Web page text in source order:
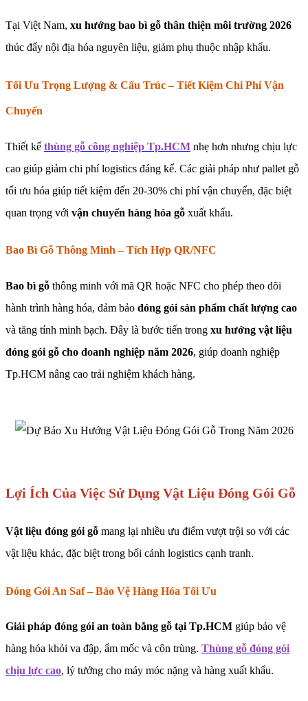
Tại Việt Nam, xu hướng bao bì gỗ thân thiện môi trường 2026
thúc đẩy nội địa hóa nguyên liệu, giảm phụ thuộc nhập khẩu.
Tối Ưu Trọng Lượng & Cấu Trúc – Tiết Kiệm Chi Phí Vận
Chuyển
Thiết kế thùng gỗ công nghiệp Tp.HCM nhẹ hơn nhưng chịu lực
cao giúp giảm chi phí logistics đáng kể. Các giải pháp như pallet gỗ
tối ưu hóa giúp tiết kiệm đến 20-30% chi phí vận chuyển, đặc biệt
quan trọng với vận chuyển hàng hóa gỗ xuất khẩu.
Bao Bì Gỗ Thông Minh – Tích Hợp QR/NFC
Bao bì gỗ thông minh với mã QR hoặc NFC cho phép theo dõi
hành trình hàng hóa, đảm bảo đóng gói sản phẩm chất lượng cao
và tăng tính minh bạch. Đây là bước tiến trong xu hướng vật liệu
đóng gói gỗ cho doanh nghiệp năm 2026, giúp doanh nghiệp
Tp.HCM nâng cao trải nghiệm khách hàng.
Lợi Ích Của Việc Sử Dụng Vật Liệu Đóng Gói Gỗ
Vật liệu đóng gói gỗ mang lại nhiều ưu điểm vượt trội so với các
vật liệu khác, đặc biệt trong bối cảnh logistics cạnh tranh.
Đóng Gói An Saf – Bảo Vệ Hàng Hóa Tối Ưu
Giải pháp đóng gói an toàn bằng gỗ tại Tp.HCM giúp bảo vệ
hàng hóa khỏi va đập, ẩm mốc và côn trùng. Thùng gỗ đóng gói
chịu lực cao, lý tưởng cho máy móc nặng và hàng xuất khẩu.